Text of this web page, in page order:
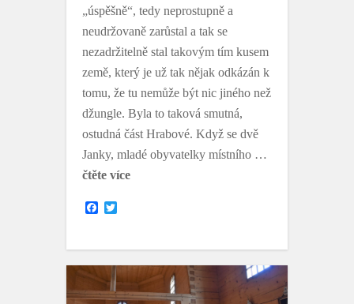
„úspěšně“, tedy neprostupně a
neudržovaně zarůstal a tak se
nezadržitelně stal takovým tím kusem
země, který je už tak nějak odkázán k
tomu, že tu nemůže být nic jiného než
džungle. Byla to taková smutná,
ostudná část Hrabové. Když se dvě
Janky, mladé obyvatelky místního …
čtěte více
F
o
k
r